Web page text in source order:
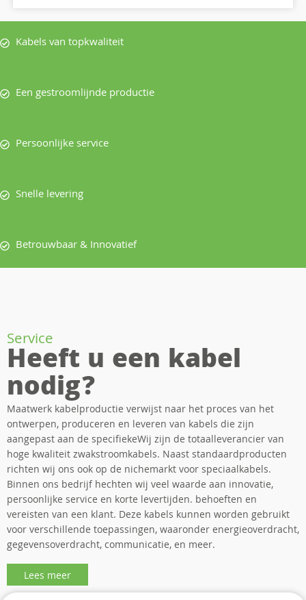
Kabels van topkwaliteit
Een gestroomlijnde productie
Persoonlijke service
Snelle levering
Betrouwbaar & Innovatief
Service
Heeft u een kabel
nodig?
Maatwerk kabelproductie verwijst naar het proces van het
ontwerpen, produceren en leveren van kabels die zijn
aangepast aan de specifiekeWij zijn de totaalleverancier van
hoge kwaliteit zwakstroomkabels. Naast standaardproducten
richten wij ons ook op de nichemarkt voor speciaalkabels.
Binnen ons bedrijf hechten wij veel waarde aan innovatie,
persoonlijke service en korte levertijden. behoeften en
vereisten van een klant. Deze kabels kunnen worden gebruikt
voor verschillende toepassingen, waaronder energieoverdracht,
gegevensoverdracht, communicatie, en meer.
Lees meer